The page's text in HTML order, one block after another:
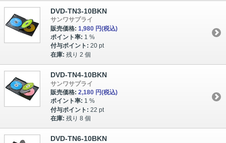
DVD-TN3-10BKN
サンワサプライ
販売価格: 1,980 円(税込)
ポイント率: 1 %
付与ポイント: 20 pt
在庫: 残り 2 個
DVD-TN4-10BKN
サンワサプライ
販売価格: 2,180 円(税込)
ポイント率: 1 %
付与ポイント: 22 pt
在庫: 残り 8 個
DVD-TN6-10BKN